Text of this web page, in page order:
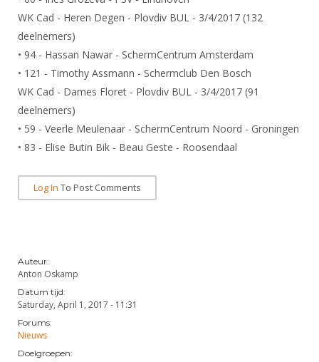
Formulieren
Alle Verenigingen
Nieuws
Verenigingsondersteuning
Witte Vlekkenplan
Oprichting Vereniging
Overschrijven leden
JEC
Veteranenwedstrijden
Wedstrijdorganisatie
Nieuws
Aanvragen van scheidsrechters
Import inschrijvingen uit Nahouw
Promotie en logo
Geschiedenis van het schermen
Scheidsrechterslijst
Scheidsrechter Documentatie
Opleidingen
Tuchtzaken
Archief
Infotheek
ALV
WK Cad - Heren Degen - Plovdiv BUL - 3/4/2017 (132
deelnemers)
• 94 - Hassan Nawar - SchermCentrum Amsterdam
• 121 - Timothy Assmann - Schermclub Den Bosch
WK Cad - Dames Floret - Plovdiv BUL - 3/4/2017 (91
deelnemers)
• 59 - Veerle Meulenaar - SchermCentrum Noord - Groningen
• 83 - Elise Butin Bik - Beau Geste - Roosendaal
Log In To Post Comments
Auteur:
Anton Oskamp
Datum tijd:
Saturday, April 1, 2017 - 11:31
Forums:
Nieuws
Doelgroepen: